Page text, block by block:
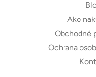
Ako
Obchodné
Ochrana